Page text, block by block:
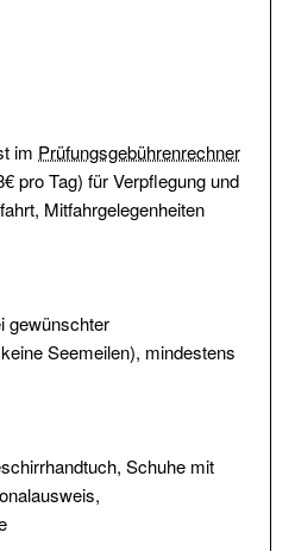
im Prüfungsgebührenrechner
pro Tag) für Verpflegung und
Mitfahrgelegenheiten
gewünschter
Seemeilen), mindestens
Schuhe mit